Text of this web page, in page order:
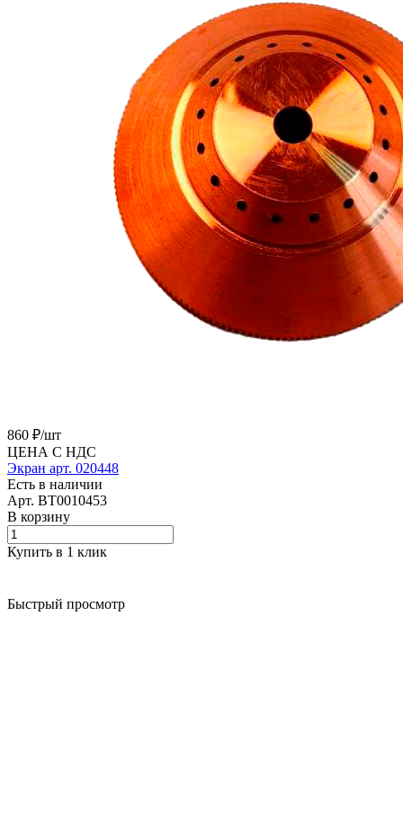
860 ₽/шт
ЦЕНА С НДС
Экран арт. 020448
Есть в наличии
Арт. BT0010453
В корзину
Купить в 1 клик
Быстрый просмотр